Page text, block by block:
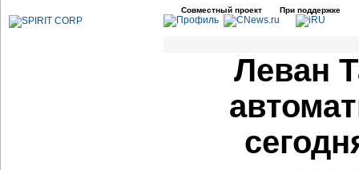
Совместный проект При поддержке
Леван